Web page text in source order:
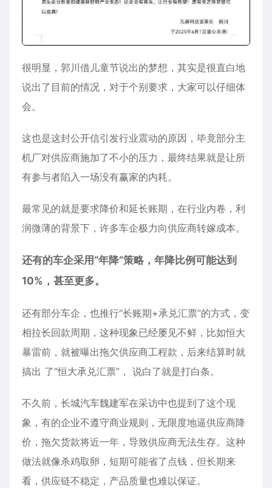
很明显，郭川借儿童节说出的梦想，其实是很直白地
说出了目前的情况，对于个别要求，大家可以仔细体
会。
这也是这封公开信引发行业震动的原因，毕竟部分主
机厂对供应商施加了不小的压力，最终结果就是让所
有参与者陷入一场没有赢家的内耗。
最常见的就是要求降价和延长账期，在行业内卷，利
润微薄的背景下，许多车企极力向供应商转嫁成本。
还有的车企采用“年降”策略，年降比例可能达到
10%，甚至更多。
还有部分车企，也推行“长账期+承兑汇票”的方式，变
相拉长回款周期，这种现象已经屡见不鲜，比如恒大
暴雷前，就被曝出拖欠供应商工程款，后来结算时就
搞出 了“恒大承兑汇票”， 说白了就是打白条。
不久前，长城汽车魏建军在采访中也提到了这个现
象，有的企业不遵守商业规则，无限度地逼供应商降
价，拖欠货款将近一年，导致供应商无法生存。这种
做法就像杀鸡取卵，短期可能省了点钱，但长期来
看，供应链不稳定，产品质量也难以保证。